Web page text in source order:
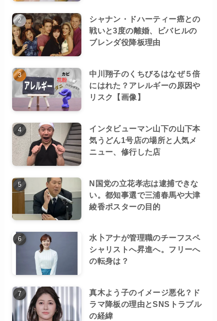
シャナン・ドハーティー癌との
戦いと3度の離婚、ビバヒルの
ブレンダ役降板理由
中川翔子のくちびるはなぜ５倍
にはれた？アレルギーの原因や
リスク【画像】
インタビューマン山下の山下本
気うどん1号店の場所と人気メ
ニュー、修行した店
N国党の立花孝志は逮捕できな
い。都知事選で三浦春馬や大津
綾香ポスターの目的
水卜アナが管理職のチーフスペ
シャリストへ昇進へ。フリーへ
の転身は？
真木よう子のイメージ悪化？ド
ラマ降板の理由とSNSトラブル
の経緯